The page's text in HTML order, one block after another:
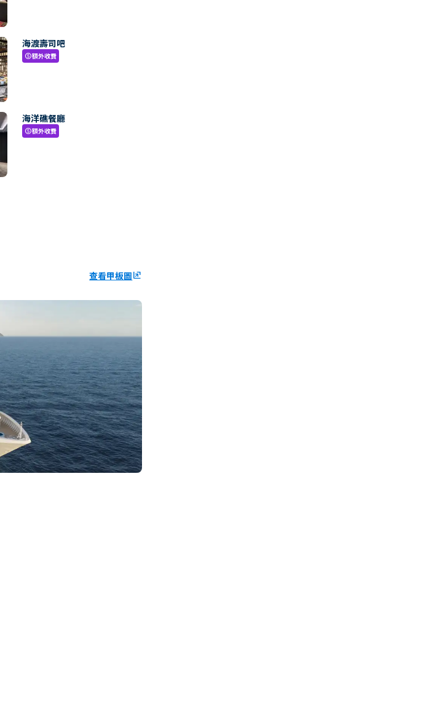
海渡壽司吧
paid額外收費
海洋礁餐廳
paid額外收費
查看甲板圖ungroup